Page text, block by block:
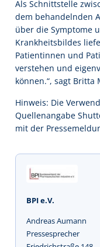
Als Schnittstelle
dem behandelnden
über die Symptome
Krankheitsbildes
Patientinnen und
verstehen und
können.“, sagt
Hinweis: Die
Quellenangabe
mit der
BPI e.V.
Andreas Aumann
Pressesprecher